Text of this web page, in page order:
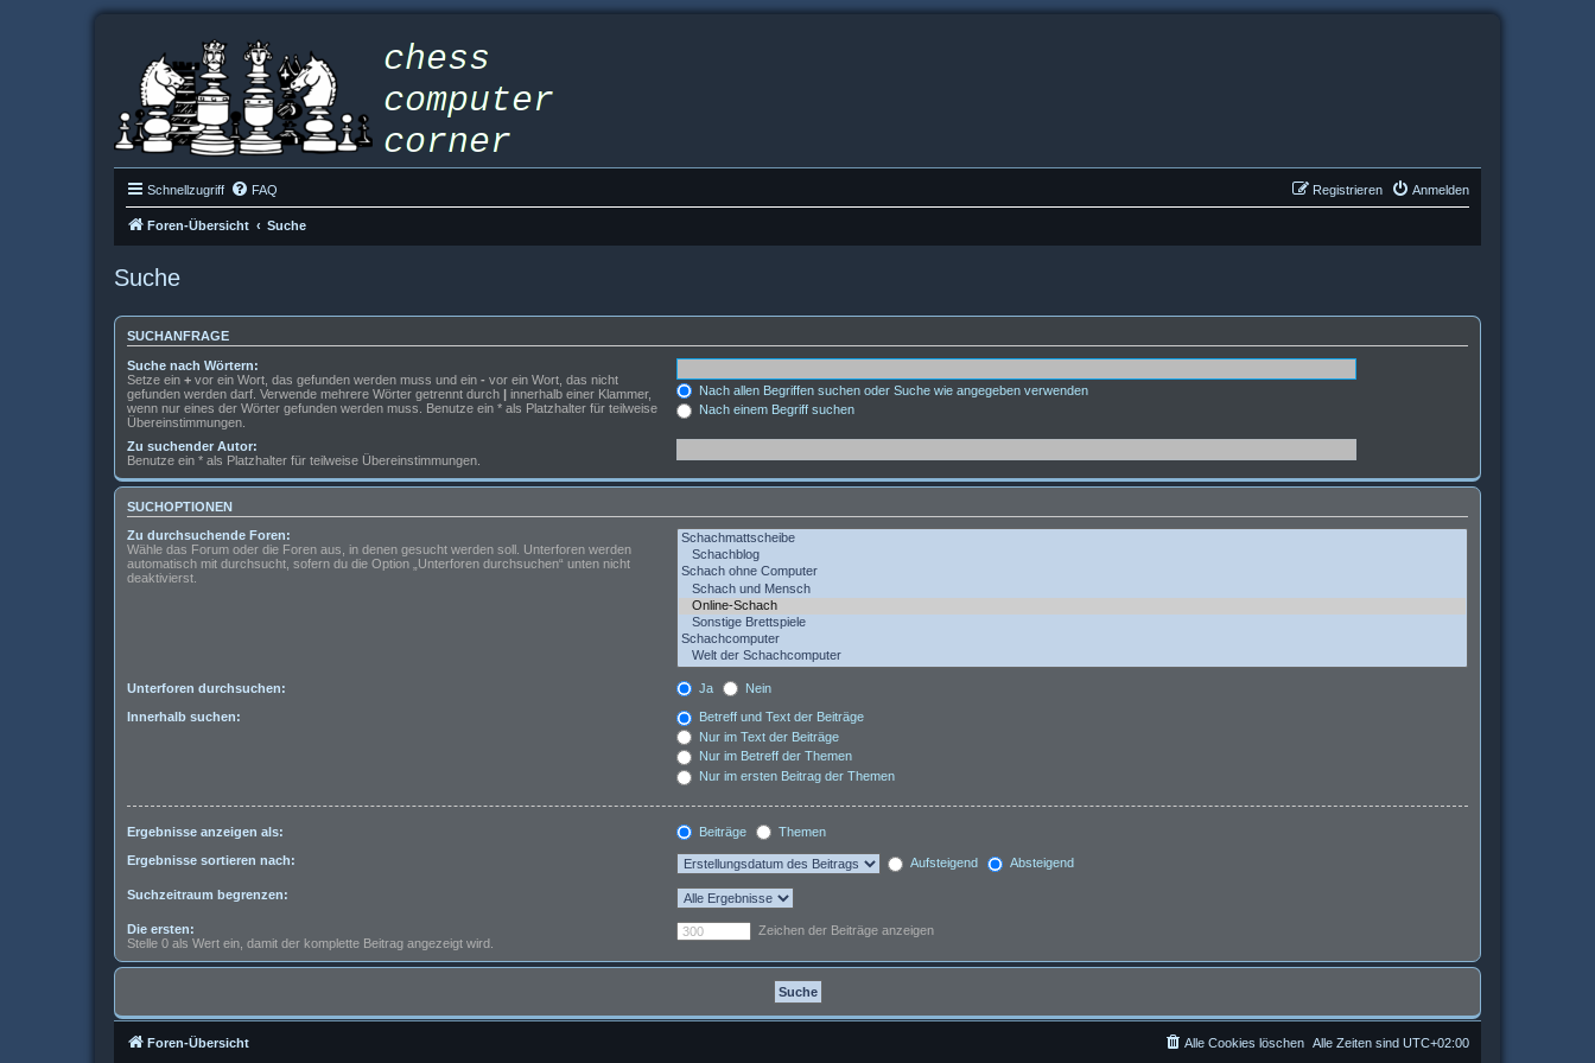
Schnellzugriff FAQ Anmelden
Registrieren
Foren-Übersicht Suche
Suche
SUCHANFRAGE
Suche nach Wörtern:
Setze ein + vor ein Wort, das gefunden werden muss und ein - vor ein Wort, das nicht
gefunden werden darf. Verwende mehrere Wörter getrennt durch | innerhalb einer Klammer,
wenn nur eines der Wörter gefunden werden muss. Benutze ein * als Platzhalter für teilweise
Übereinstimmungen.
Nach allen Begriffen suchen oder Suche wie angegeben verwenden
Nach einem Begriff suchen
Zu suchender Autor:
Benutze ein * als Platzhalter für teilweise Übereinstimmungen.
SUCHOPTIONEN
Zu durchsuchende Foren:
Wähle das Forum oder die Foren aus, in denen gesucht werden soll. Unterforen werden
automatisch mit durchsucht, sofern du die Option „Unterforen durchsuchen“ unten nicht
deaktivierst.
Unterforen durchsuchen: Ja Nein
Innerhalb suchen:
Betreff und Text der Beiträge
Nur im Text der Beiträge
Nur im Betreff der Themen
Nur im ersten Beitrag der Themen
Ergebnisse anzeigen als: Beiträge Themen
Ergebnisse sortieren nach: Aufsteigend Absteigend
Suchzeitraum begrenzen:
Die ersten:
Stelle 0 als Wert ein, damit der komplette Beitrag angezeigt wird.
Zeichen der Beiträge anzeigen
Foren-Übersicht Alle Zeiten sind UTC+02:00
Alle Cookies löschen